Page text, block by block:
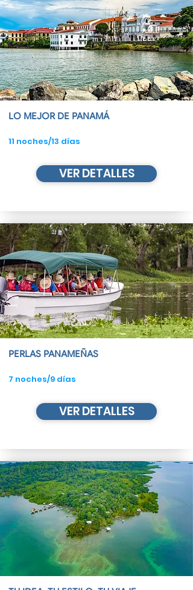
LO MEJOR DE PANAMÁ
11 noches/13 días
VER DETALLES
PERLAS PANAMEÑAS
7 noches/9 días
VER DETALLES